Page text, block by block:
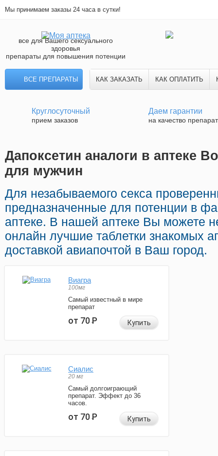
Мы принимаем заказы 24 часа в сутки!
все для Вашего сексуального
здоровья
препараты для повышения потенции
ВСЕ ПРЕПАРАТЫ КАК ЗАКАЗАТЬ КАК ОПЛАТИТЬ
Круглосуточный
прием заказов
Даем гарантии
на качество
Дапоксетин аналоги в аптеке
для мужчин
Для незабываемого секса
предназначенные для потенции в
аптеке. В нашей аптеке Вы можете
онлайн лучшие таблетки знакомых
доставкой авиапочтой в Ваш город.
Виагра
100мг
Самый известный в мире
препарат
от 70Р Купить
Сиалис
20 мг
Самый долгоиграющий
препарат. Эффект до 36
часов.
от 70Р Купить